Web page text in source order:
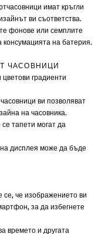
имат кръгли
ви съответства.
фонове или семплите
консумацията на батерия.
ЧАСОВНИЦИ
градиенти
ви позволяват
на часовника.
тапети могат да
дисплея може да бъде
се, че изображението ви
за да избегнете
времето и другата